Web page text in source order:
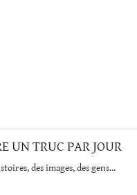
UN TRUC PAR JOUR
des images, des gens…